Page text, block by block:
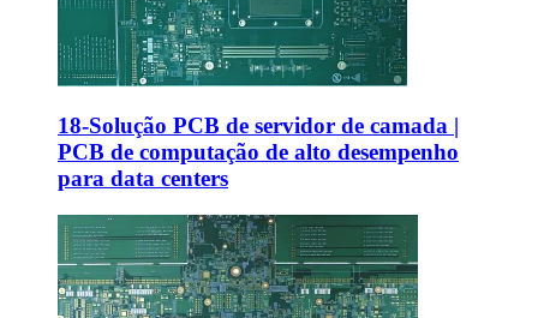
18-Solução PCB de servidor de camada |
PCB de computação de alto desempenho
para data centers